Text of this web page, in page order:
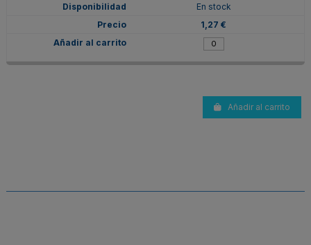
En stock
1,27 €
Añadir al carrito